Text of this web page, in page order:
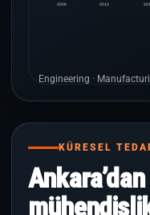
2008 2012
Engineering ·
KÜRESEL